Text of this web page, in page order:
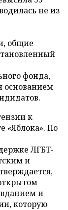
не из
общие
фонда,
основанием
к
«Яблока». По
ЛГБТ-
и
и
которую